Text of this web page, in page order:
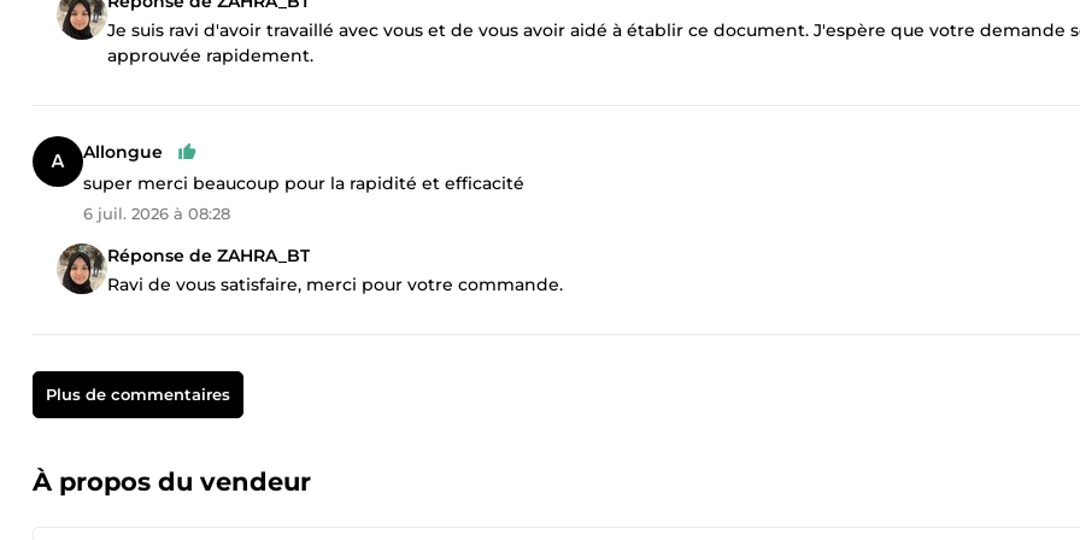
Je suis ravi d'avoir travaillé avec vous et de vous avoir aidé à établir ce document. J'espère que votre demande
approuvée rapidement.
Allongue
super merci beaucoup pour la rapidité et efficacité
6 juil. 2026 à 08:28
Réponse de ZAHRA_BT
Ravi de vous satisfaire, merci pour votre commande.
Plus de commentaires
À propos du vendeur